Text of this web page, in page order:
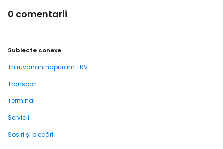
0 comentarii
Subiecte conexe
Thiruvananthapuram TRV
Transport
Terminal
Servicii
Sosiri și plecări